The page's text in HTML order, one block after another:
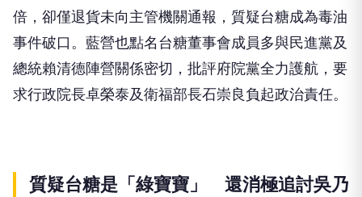
倍，卻僅退貨未向主管機關通報，質疑台糖成為毒油
事件破口。藍營也點名台糖董事會成員多與民進黨及
總統賴清德陣營關係密切，批評府院黨全力護航，要
求行政院長卓榮泰及衛福部長石崇良負起政治責任。
質疑台糖是「綠寶寶」 還消極追討吳乃